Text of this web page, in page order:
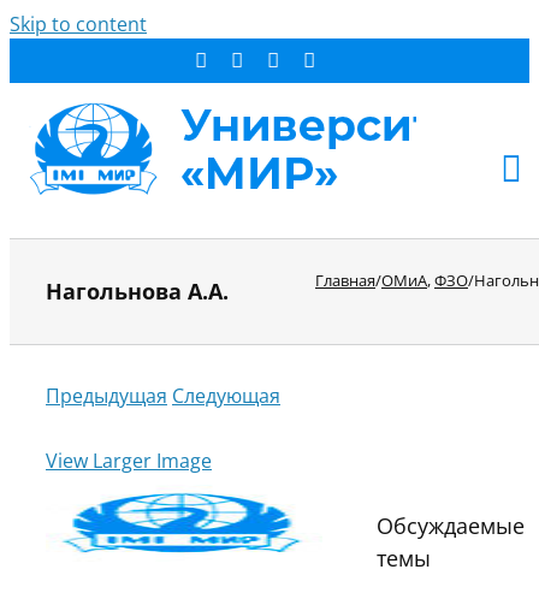
Skip to content
СТУДЕНТУ
НОВОСТИ
РЕЗУЛЬТАТ ПОИСКА:
Нагольнова А.А. Главная/ОМиА,ФЗО/
Предыдущая Следующая
View Larger Image
Обсуждаемые
темы